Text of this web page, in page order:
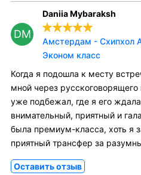
DM
Daniia Mybaraksh
Амстердам - Схипхол
Эконом класс
Когда я подошла к месту
мной через
уже подбежал, где я его
внимательный, приятный и
была премиум-класса, хоть я
приятный трансфер за
Оставить отзыв